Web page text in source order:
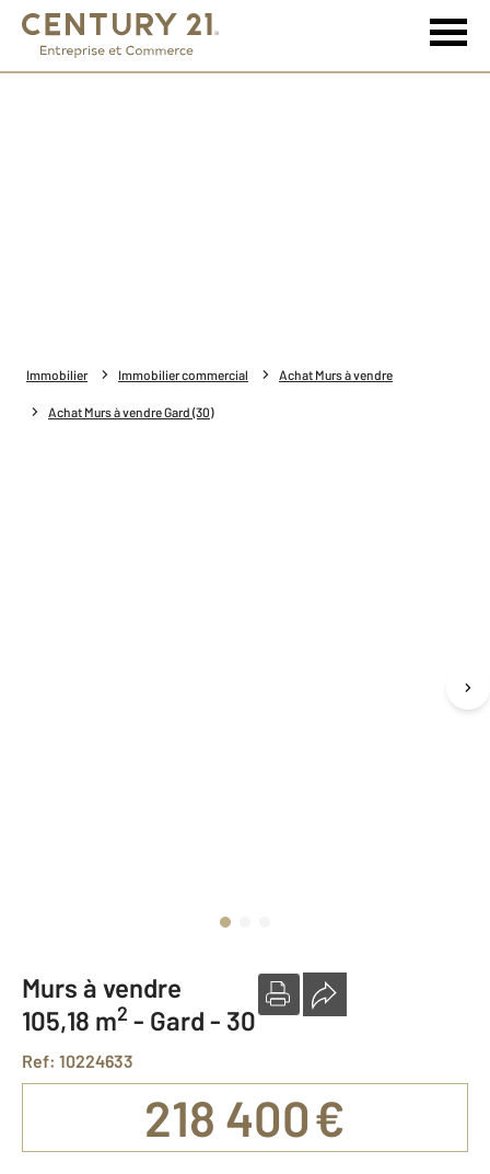
Immobilier Immobilier commercial Achat Murs à vendre
Achat Murs à vendre Gard (30)
Murs à vendre
105,18 m2 - Gard - 30
Ref: 10224633
218 400 €